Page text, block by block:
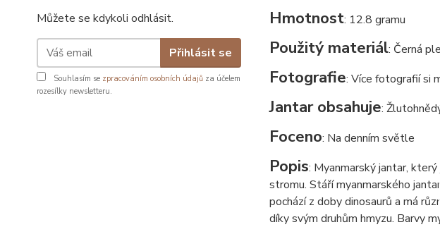
Můžete se kdykoli odhlásit.
Přihlásit se
Souhlasím se zpracováním osobních údajů za účelem
rozesílky newsletteru.
Hmotnost: 12.8 gramu
Použitý materiál: Černá
Fotografie: Více fotografií si
Jantar obsahuje:
Foceno: Na denním světle
Popis: Myanmarský jantar,
stromu. Stáří myanmarského
pochází z doby dinosaurů a má
díky svým druhům hmyzu. Barvy